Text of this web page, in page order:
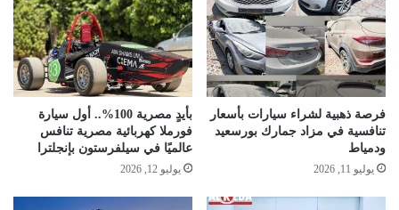
فرصة ذهبية لشراء سيارات بأسعار
تنافسية في مزاد جمارك بورسعيد
ودمياط
يوليو 11, 2026
بأيدٍ مصرية 100%.. أول سيارة
فورملا كهربائية مصرية تنافس
عالميًا في سيلفرستون بإنجلترا
يوليو 12, 2026